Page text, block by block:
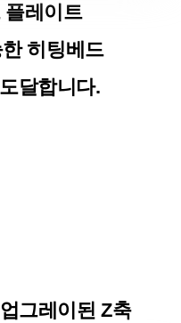
플레이트
히팅베드
달합니다.
그레이된 Z축